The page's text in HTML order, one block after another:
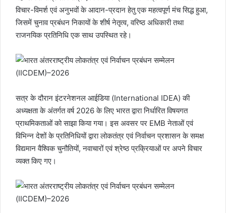
विचार-विमर्श एवं अनुभवों के आदान-प्रदान हेतु एक महत्वपूर्ण मंच सिद्ध हुआ,
जिसमें चुनाव प्रबंधन निकायों के शीर्ष नेतृत्व, वरिष्ठ अधिकारी तथा
राजनयिक प्रतिनिधि एक साथ उपस्थित रहे।
सत्र के दौरान इंटरनेशनल आईडिया (International IDEA) की
अध्यक्षता के अंतर्गत वर्ष 2026 के लिए भारत द्वारा निर्धारित विषयगत
प्राथमिकताओं को साझा किया गया। इस अवसर पर EMB नेताओं एवं
विभिन्न देशों के प्रतिनिधियों द्वारा लोकतंत्र एवं निर्वाचन प्रशासन के समक्ष
विद्यमान वैश्विक चुनौतियों, नवाचारों एवं श्रेष्ठ प्रक्रियाओं पर अपने विचार
व्यक्त किए गए।